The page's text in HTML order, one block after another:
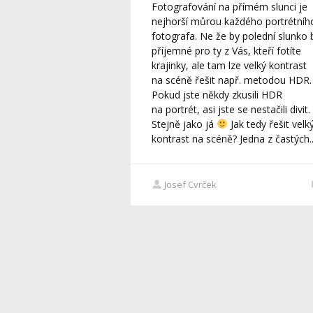
Fotografování na přímém slunci je
nejhorší můrou každého
fotografa. Ne že by polední slunko
příjemné pro ty z Vás, kteří fotíte
krajinky, ale tam lze velký kontrast
na scéně řešit např. metodou HDR.
Pokud jste někdy zkusili HDR
na portrét, asi jste se nestačili divit.
Stejně jako já
Jak tedy řešit
kontrast na scéně? Jedna z
Josef Cvrček